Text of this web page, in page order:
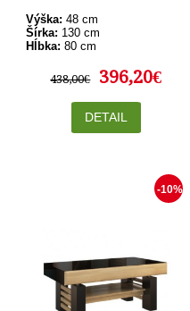
Výška: 48 cm
Šírka: 130 cm
Hĺbka: 80 cm
438,00€ 396,20€
DETAIL
-10%